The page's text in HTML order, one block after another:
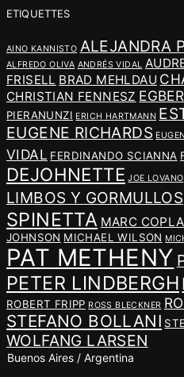
ETIQUETTES
AINO KANNISTO ALEJANDRA
ALFREDO OLIVA ANDRÉS VIDAL
FRISELL BRAD MEHLDAU
CHRISTIAN FENNESZ
PIERANUNZI ERICH HARTMANN
EUGENE RICHARDS
VIDAL FERDINANDO SCIANNA
DEJOHNETTE JOE LOVANO
LIMBOS Y GORMULLOS
SPINETTA MARC
JOHNSON MICHAEL WILSON
PAT METHENY
PETER LINDBERGH
ROBERT FRIPP ROSS BLECKNER
STEFANO BOLLANI
WOLFANG LARSEN
Buenos Aires / Argentina